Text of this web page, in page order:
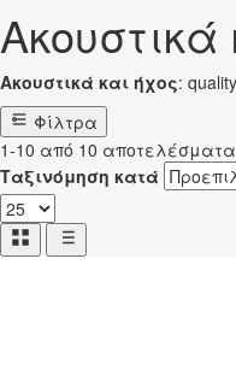
Ακουστικά
Ακουστικά και ήχος:
Φίλτρα
1-10 από 10 αποτελέσματα
Ταξινόμηση κατά